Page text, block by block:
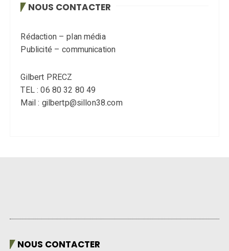
NOUS CONTACTER
Rédaction – plan média
Publicité – communication
Gilbert PRECZ
TEL : 06 80 32 80 49
Mail : gilbertp@sillon38.com
NOUS CONTACTER